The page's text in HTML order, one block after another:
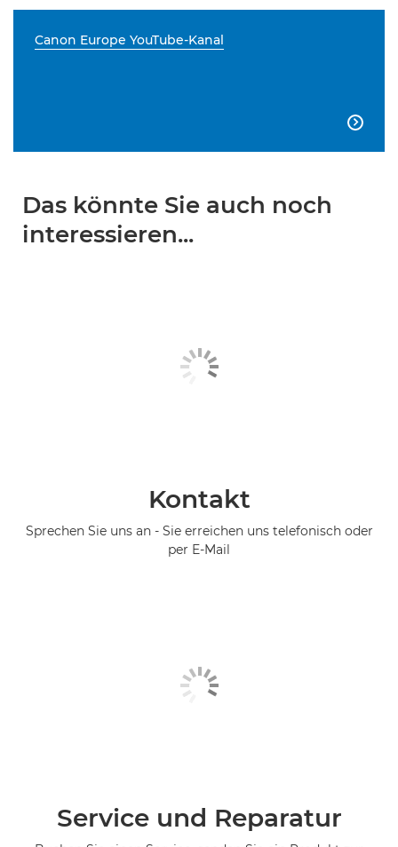
Canon Europe YouTube-Kanal

Das könnte Sie auch noch
interessieren...
Kontakt
Sprechen Sie uns an - Sie erreichen uns telefonisch oder
per E-Mail
Service und Reparatur